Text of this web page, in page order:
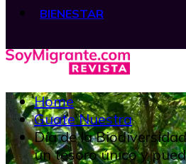
BIENESTAR
Home
Guate Nuestra
Día de la
un tesoro único y